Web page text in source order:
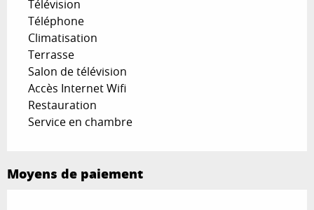
Télévision
Téléphone
Climatisation
Terrasse
Salon de télévision
Accès Internet Wifi
Restauration
Service en chambre
Moyens de paiement